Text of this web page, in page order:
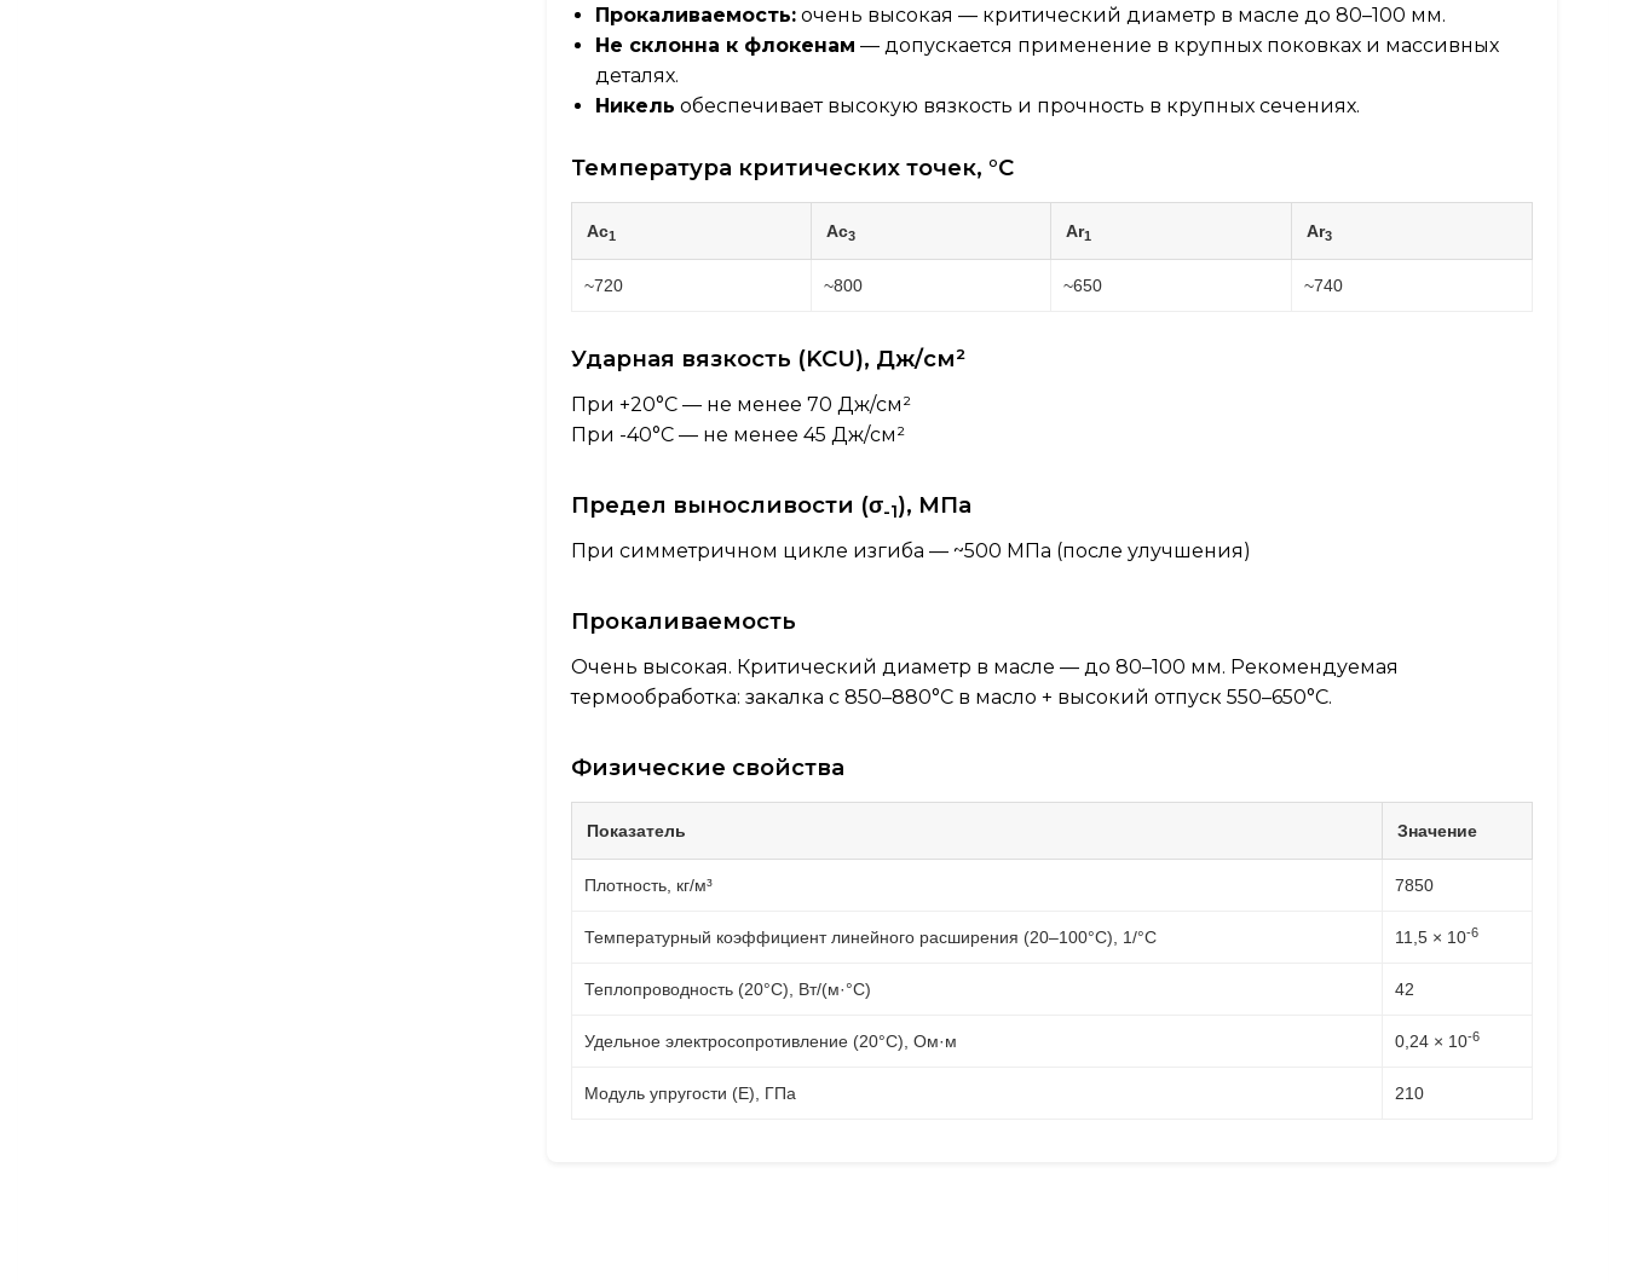
Прокаливаемость: очень высокая — критический диаметр в масле до 80–100 мм.
Не склонна к флокенам — допускается применение в крупных поковках и массивных
деталях.
Никель обеспечивает высокую вязкость и прочность в крупных сечениях.
Температура критических точек, °C
Ac1 Ac3 Ar1 Ar3
~720 ~800 ~650 ~740
Ударная вязкость (KCU), Дж/см²
При +20°C — не менее 70 Дж/см²
При -40°C — не менее 45 Дж/см²
Предел выносливости (σ-1), МПа
При симметричном цикле изгиба — ~500 МПа (после улучшения)
Прокаливаемость
Очень высокая. Критический диаметр в масле — до 80–100 мм. Рекомендуемая
термообработка: закалка с 850–880°C в масло + высокий отпуск 550–650°C.
Физические свойства
Показатель Значение
Плотность, кг/м³ 7850
Температурный коэффициент линейного расширения (20–100°C), 1/°C 11,5 × 10-6
Теплопроводность (20°C), Вт/(м·°C) 42
Удельное электросопротивление (20°C), Ом·м 0,24 × 10-6
Модуль упругости (E), ГПа 210